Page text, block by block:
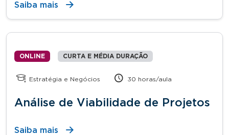
Saiba mais
ONLINE CURTA E MÉDIA DURAÇÃO
Estratégia e Negócios 30 horas/aula
Análise de Viabilidade de Projetos
Saiba mais